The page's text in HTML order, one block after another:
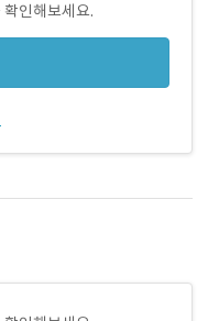
인해보세요.